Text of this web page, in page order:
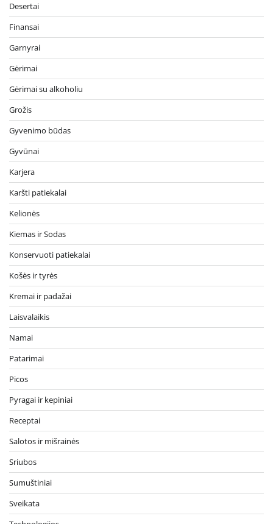
Desertai
Finansai
Garnyrai
Gėrimai
Gėrimai su alkoholiu
Grožis
Gyvenimo būdas
Gyvūnai
Karjera
Karšti patiekalai
Kelionės
Kiemas ir Sodas
Konservuoti patiekalai
Košės ir tyrės
Kremai ir padažai
Laisvalaikis
Namai
Patarimai
Picos
Pyragai ir kepiniai
Receptai
Salotos ir mišrainės
Sriubos
Sumuštiniai
Sveikata